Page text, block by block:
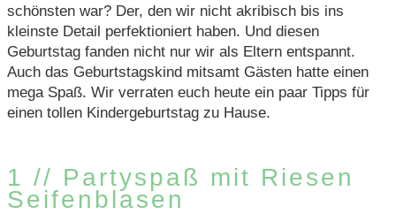
schönsten war? Der, den wir nicht akribisch bis ins
kleinste Detail perfektioniert haben. Und diesen
Geburtstag fanden nicht nur wir als Eltern entspannt.
Auch das Geburtstagskind mitsamt Gästen hatte einen
mega Spaß. Wir verraten euch heute ein paar Tipps für
einen tollen Kindergeburtstag zu Hause.
1 // Partyspaß mit Riesen
Seifenblasen